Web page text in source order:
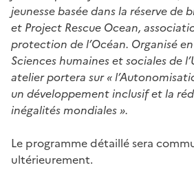
jeunesse basée dans la réserve de
et Project Rescue Ocean,
protection de l’Océan. Organisé
Sciences humaines et sociales de
atelier portera sur «
un développement inclusif et la
inégalités mondiales ».
Le programme détaillé sera
ultérieurement.